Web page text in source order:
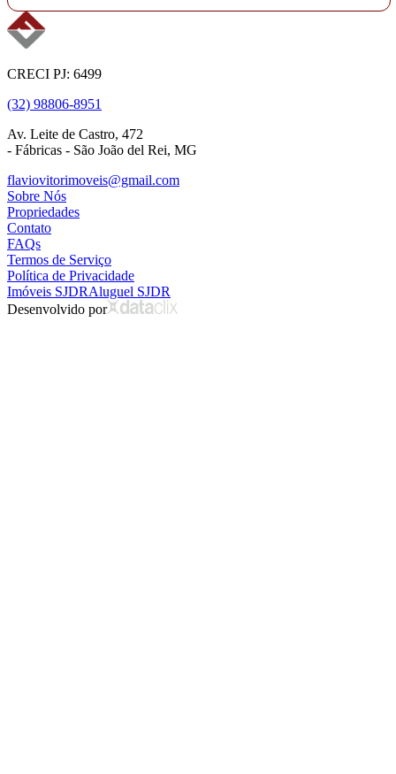
CRECI PJ: 6499
(32) 98806-8951
Av. Leite de Castro, 472
- Fábricas - São João del Rei, MG
flaviovitorimoveis@gmail.com
Sobre Nós
Propriedades
Contato
FAQs
Termos de Serviço
Política de Privacidade
Imóveis SJDRAluguel SJDR
Desenvolvido por